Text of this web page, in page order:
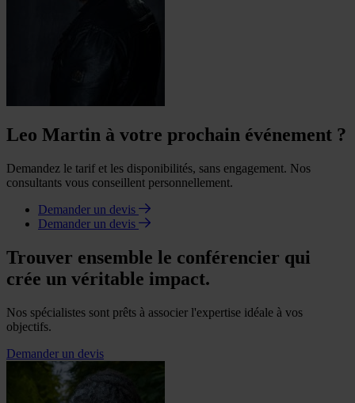
Leo Martin à votre prochain événement ?
Demandez le tarif et les disponibilités, sans engagement. Nos
consultants vous conseillent personnellement.
Demander un devis
Demander un devis
Trouver ensemble le conférencier qui
crée un véritable impact.
Nos spécialistes sont prêts à associer l'expertise idéale à vos
objectifs.
Demander un devis